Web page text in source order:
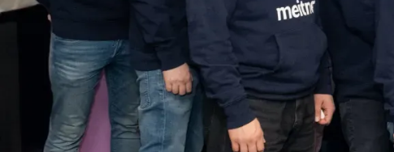
Kapitalanskaffningen är en del av
på fler skolor. Bland investerarna
för ABC-Gruppen) och Investment
vuxit från 100 till 250 anslutna
– Jag tror mycket på Meitner som